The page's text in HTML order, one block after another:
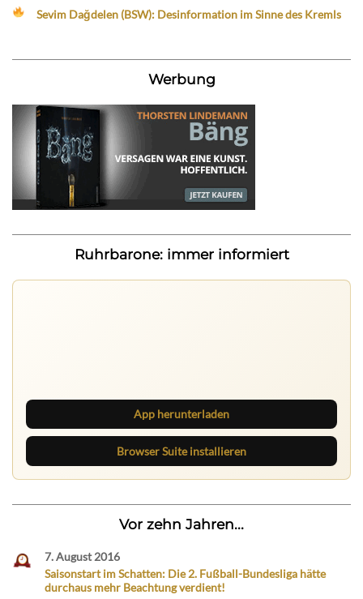
Sevim Dağdelen (BSW): Desinformation im Sinne des Kremls
Werbung
Ruhrbarone: immer informiert
App herunterladen
Browser Suite installieren
Vor zehn Jahren...
7. August 2016
Saisonstart im Schatten: Die 2. Fußball-Bundesliga hätte
durchaus mehr Beachtung verdient!